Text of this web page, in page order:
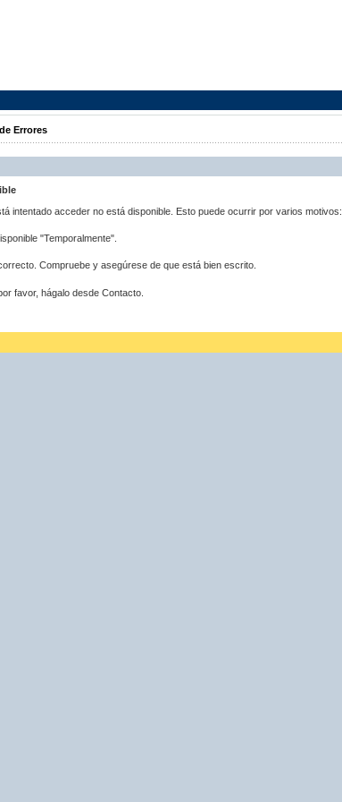
Errores
intentado acceder no está disponible. Esto puede ocurrir por varios motivos:
"Temporalmente".
Compruebe y asegúrese de que está bien escrito.
favor, hágalo desde Contacto.